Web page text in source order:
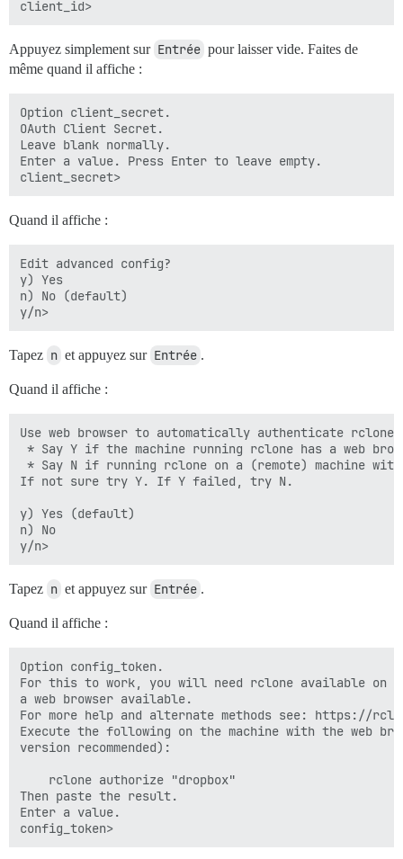
Appuyez simplement sur Entrée pour laisser vide. Faites de
même quand il affiche :
Option client_secret.
OAuth Client Secret.
Leave blank normally.
Enter a value. Press Enter to leave empty.
Quand il affiche :
Edit advanced config?
y) Yes
n) No (default)
Tapez n et appuyez sur Entrée .
Quand il affiche :
Use web browser to automatically authenticate rclone
* Say Y if the machine running rclone has a web
* Say N if running rclone on a (remote) machine
If not sure try Y. If Y failed, try N.
y) Yes (default)
n) No
Tapez n et appuyez sur Entrée .
Quand il affiche :
Option config_token.
For this to work, you will need rclone available on a
a web browser available.
For more help and alternate methods see: https://
Execute the following on the machine with the web
version recommended):
Then paste the result.
Enter a value.